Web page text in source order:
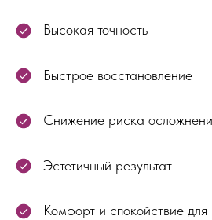
Высокая точность
Быстрое восстановление
Снижение риска
Эстетичный результат
Комфорт и спокойствие для